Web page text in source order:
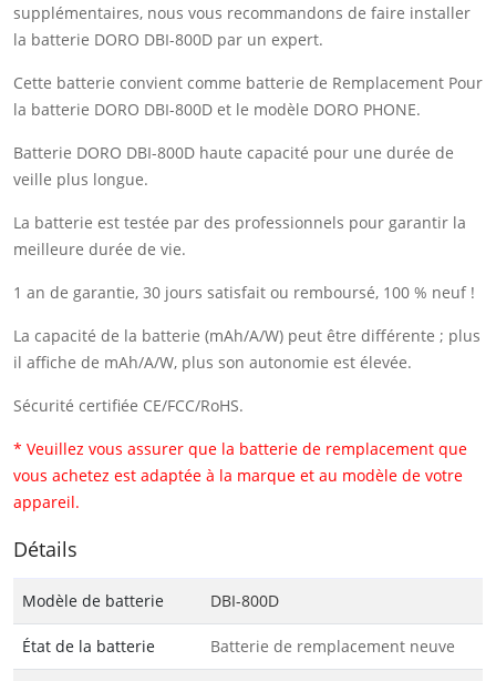
supplémentaires, nous vous recommandons de faire installer
la batterie DORO DBI-800D par un expert.
Cette batterie convient comme batterie de Remplacement Pour
la batterie DORO DBI-800D et le modèle DORO PHONE.
Batterie DORO DBI-800D haute capacité pour une durée de
veille plus longue.
La batterie est testée par des professionnels pour garantir la
meilleure durée de vie.
1 an de garantie, 30 jours satisfait ou remboursé, 100 % neuf !
La capacité de la batterie (mAh/A/W) peut être différente ; plus
il affiche de mAh/A/W, plus son autonomie est élevée.
Sécurité certifiée CE/FCC/RoHS.
* Veuillez vous assurer que la batterie de remplacement que
vous achetez est adaptée à la marque et au modèle de votre
appareil.
Détails
Modèle de batterie DBI-800D
État de la batterie Batterie de remplacement neuve